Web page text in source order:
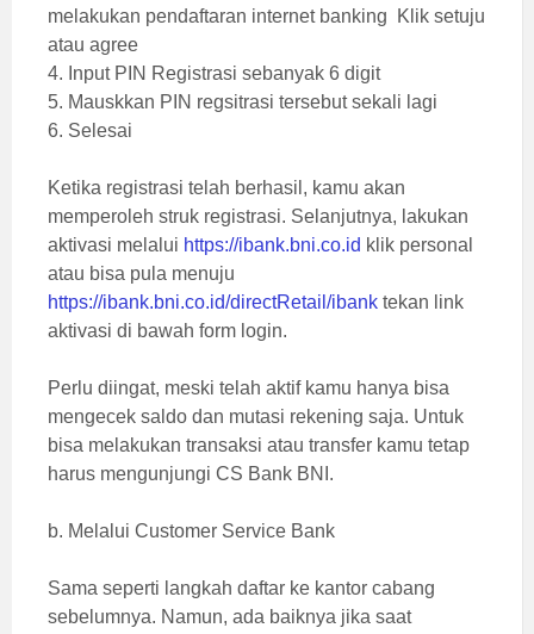
melakukan pendaftaran internet banking Klik setuju
atau agree
4. Input PIN Registrasi sebanyak 6 digit
5. Mauskkan PIN regsitrasi tersebut sekali lagi
6. Selesai
Ketika registrasi telah berhasil, kamu akan
memperoleh struk registrasi. Selanjutnya, lakukan
aktivasi melalui https://ibank.bni.co.id klik personal
atau bisa pula menuju
https://ibank.bni.co.id/directRetail/ibank tekan link
aktivasi di bawah form login.
Perlu diingat, meski telah aktif kamu hanya bisa
mengecek saldo dan mutasi rekening saja. Untuk
bisa melakukan transaksi atau transfer kamu tetap
harus mengunjungi CS Bank BNI.
b. Melalui Customer Service Bank
Sama seperti langkah daftar ke kantor cabang
sebelumnya. Namun, ada baiknya jika saat